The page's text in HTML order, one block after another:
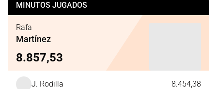
MINUTOS JUGADOS
Rafa
Martínez
8.857,53
J. Rodilla 8.454,38